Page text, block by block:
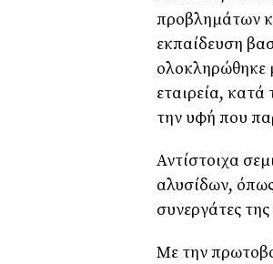
προβλημάτων
εκπαίδευση
ολοκληρώθηκε
εταιρεία, κατά
την υφή που
Αντίστοιχα
αλυσίδων,
συνεργάτες
Με την